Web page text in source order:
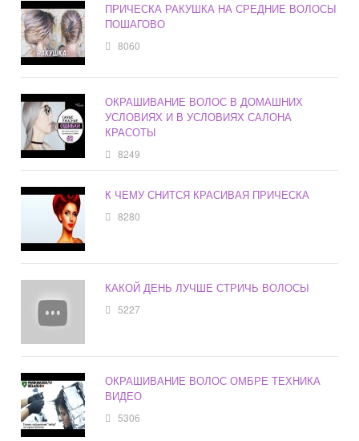
ПРИЧЕСКА РАКУШКА НА СРЕДНИЕ ВОЛОСЫ
ПОШАГОВО
8060
ОКРАШИВАНИЕ ВОЛОС В ДОМАШНИХ
УСЛОВИЯХ И В УСЛОВИЯХ САЛОНА
КРАСОТЫ
8249
К ЧЕМУ СНИТСЯ КРАСИВАЯ ПРИЧЕСКА
8280
КАКОЙ ДЕНЬ ЛУЧШЕ СТРИЧЬ ВОЛОСЫ
5227
ОКРАШИВАНИЕ ВОЛОС ОМБРЕ ТЕХНИКА
ВИДЕО
5306